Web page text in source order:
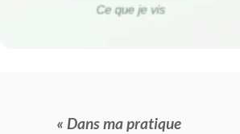
« Dans ma pratique